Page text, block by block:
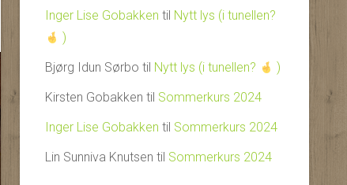
Inger Lise Gobakken til Nytt lys (i tunellen?
)
Bjørg Idun Sørbo til Nytt lys (i tunellen?
)
Kirsten Gobakken til Sommerkurs 2024
Inger Lise Gobakken til Sommerkurs 2024
Lin Sunniva Knutsen til Sommerkurs 2024